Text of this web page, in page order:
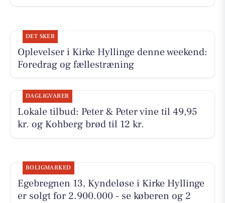
DET SKER
Oplevelser i Kirke Hyllinge denne weekend:
Foredrag og fællestræning
DAGLIGVARER
Lokale tilbud: Peter & Peter vine til 49,95
kr. og Kohberg brød til 12 kr.
BOLIGMARKED
Egebregnen 13, Kyndeløse i Kirke Hyllinge
er solgt for 2.900.000 - se køberen og 2